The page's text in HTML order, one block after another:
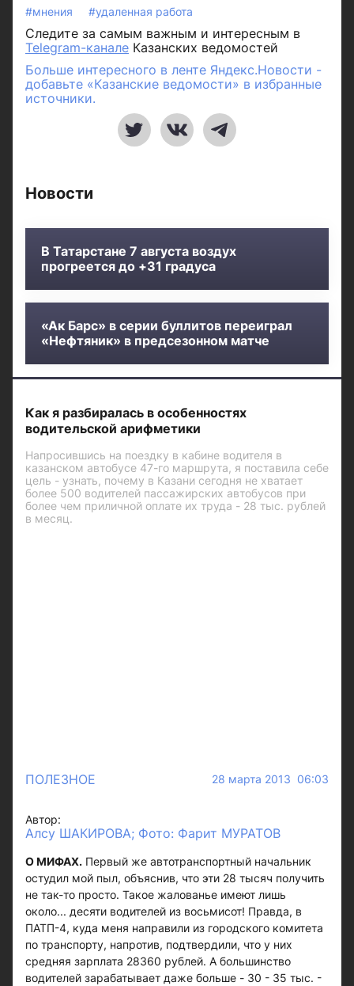
#мнения #удаленная работа
Следите за самым важным и интересным в
Telegram-канале Казанских ведомостей
Больше интересного в ленте Яндекс.Новости -
добавьте «Казанские ведомости» в избранные
источники.
Новости
В Татарстане 7 августа воздух
прогреется до +31 градуса
«Ак Барс» в серии буллитов переиграл
«Нефтяник» в предсезонном матче
Как я разбиралась в особенностях
водительской арифметики
Напросившись на поездку в кабине водителя в
казанском автобусе 47-го маршрута, я поставила себе
цель - узнать, почему в Казани сегодня не хватает
более 500 водителей пассажирских автобусов при
более чем приличной оплате их труда - 28 тыс. рублей
в месяц.
ПОЛЕЗНОЕ 28 марта 2013 06:03
Автор:
Алсу ШАКИРОВА; Фото: Фарит МУРАТОВ
О МИФАХ. Первый же автотранспортный начальник
остудил мой пыл, объяснив, что эти 28 тысяч получить
не так-то просто. Такое жалованье имеют лишь
около... десяти водителей из восьмисот! Правда, в
ПАТП-4, куда меня направили из городского комитета
по транспорту, напротив, подтвердили, что у них
средняя зарплата 28360 рублей. А большинство
водителей зарабатывает даже больше - 30 - 35 тыс. -